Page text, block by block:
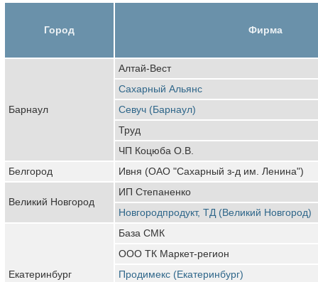
Город Фирма
Барнаул
Алтай-Вест
Сахарный Альянс
Севуч (Барнаул)
Труд
ЧП Коцюба О.В.
Белгород
Ивня (ОАО "Сахарный з-д им. Ленина")
Великий Новгород
ИП Степаненко
Новгородпродукт, ТД (Великий Новгород)
Екатеринбург
База СМК
ООО ТК Маркет-регион
Продимекс (Екатеринбург)